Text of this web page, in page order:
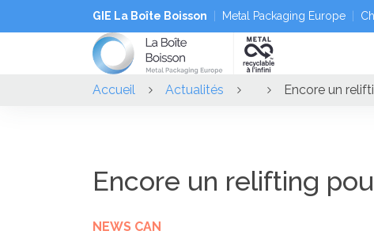
GIE La Boîte Boisson Metal Packaging Europe
Accueil Actualités Encore un
Encore un relifting
NEWS CAN